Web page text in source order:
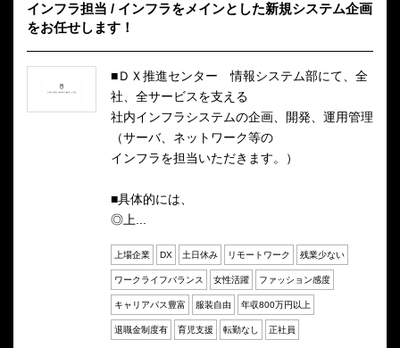
インフラ担当 / インフラをメインとした新規システム企画
をお任せします！
■ＤＸ推進センター 情報システム部にて、全
社、全サービスを支える
社内インフラシステムの企画、開発、運用管理
（サーバ、ネットワーク等の
インフラを担当いただきます。）
■具体的には、
◎上...
上場企業 DX 土日休み リモートワーク 残業少ない
ワークライフバランス 女性活躍 ファッション感度
キャリアパス豊富 服装自由 年収800万円以上
退職金制度有 育児支援 転勤なし 正社員